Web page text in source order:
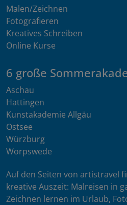
Malen/Zeichnen
Fotografieren
Kreatives Schreiben
Online Kurse
6 große
Aschau
Hattingen
Kunstakademie Allgäu
Ostsee
Würzburg
Worpswede
Auf den Seiten von artistravel
kreative Auszeit: Malreisen in
Zeichnen lernen im Urlaub,